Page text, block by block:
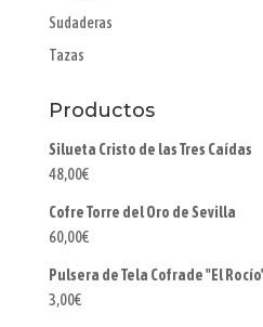
Sudaderas
Tazas
Productos
Silueta Cristo de las Tres Caídas
48,00€
Cofre Torre del Oro de Sevilla
60,00€
Pulsera de Tela Cofrade "El
3,00€